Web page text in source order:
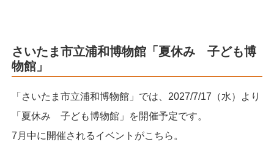
さいたま市立浦和博物館「夏休み 子ども博
物館」
「さいたま市立浦和博物館」では、2027/7/17（水）より
「夏休み 子ども博物館」を開催予定です。
7月中に開催されるイベントがこちら。